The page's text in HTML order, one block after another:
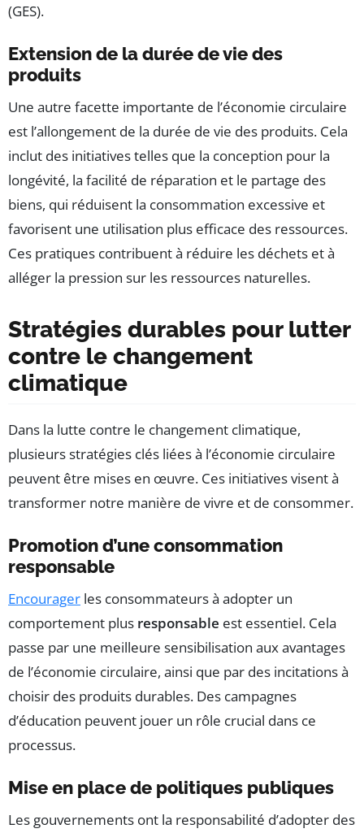
(GES).
Extension de la durée de vie des
produits
Une autre facette importante de l’économie circulaire
est l’allongement de la durée de vie des produits. Cela
inclut des initiatives telles que la conception pour la
longévité, la facilité de réparation et le partage des
biens, qui réduisent la consommation excessive et
favorisent une utilisation plus efficace des ressources.
Ces pratiques contribuent à réduire les déchets et à
alléger la pression sur les ressources naturelles.
Stratégies durables pour lutter
contre le changement
climatique
Dans la lutte contre le changement climatique,
plusieurs stratégies clés liées à l’économie circulaire
peuvent être mises en œuvre. Ces initiatives visent à
transformer notre manière de vivre et de consommer.
Promotion d’une consommation
responsable
Encourager les consommateurs à adopter un
comportement plus responsable est essentiel. Cela
passe par une meilleure sensibilisation aux avantages
de l’économie circulaire, ainsi que par des incitations à
choisir des produits durables. Des campagnes
d’éducation peuvent jouer un rôle crucial dans ce
processus.
Mise en place de politiques publiques
Les gouvernements ont la responsabilité d’adopter des